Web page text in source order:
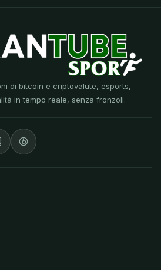
di bitcoin e criptovalute, esports,
in tempo reale, senza fronzoli.